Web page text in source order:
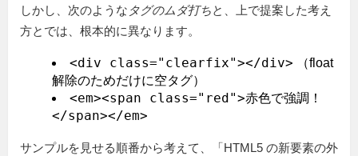
しかし、次のような タグのムダ打ちと、上で提案した考え
方とでは、根本的に異なります。
<div class="clearfix"></div> （float
解除のためだけに空タグ）
<em><span class="red">赤色で強調！
</span></em>
サンプルを見せる順番から考えて、「HTML5 の新要素の外